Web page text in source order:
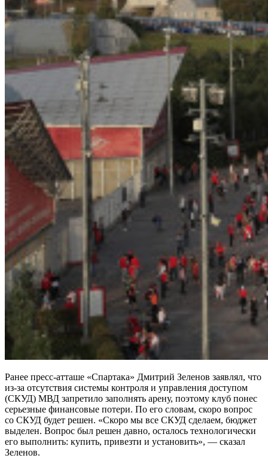
Ранее пресс‑атташе «Спартака» Дмитрий Зеленов заявлял, что
из‑за отсутствия системы контроля и управления доступом
(СКУД) МВД запретило заполнять арену, поэтому клуб понес
серьезные финансовые потери. По его словам, скоро вопрос
со СКУД будет решен. «Скоро мы все СКУД сделаем, бюджет
выделен. Вопрос был решен давно, осталось технологически
его выполнить: купить, привезти и установить», — сказал
Зеленов.